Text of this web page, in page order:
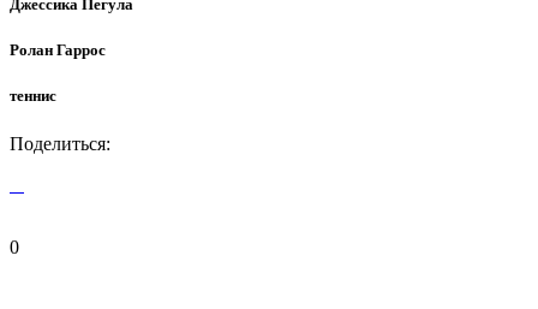
Джессика Пегула
Ролан Гаррос
теннис
Поделиться:
0